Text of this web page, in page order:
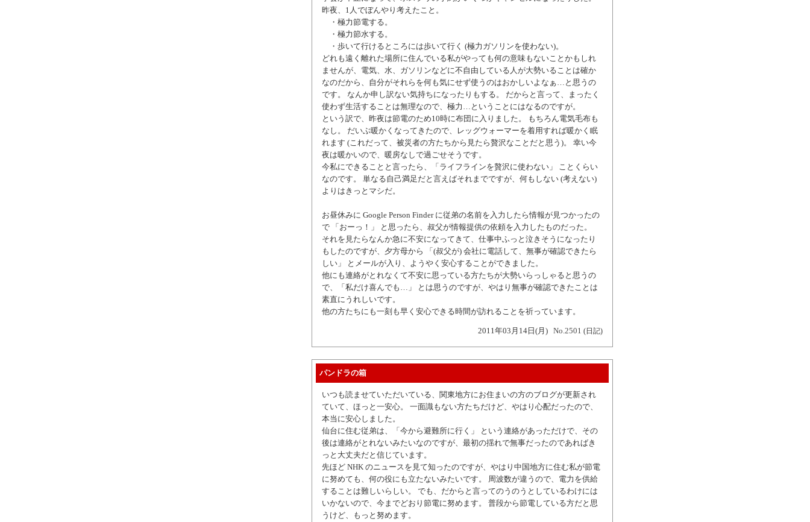
昨夜、1人でぼんやり考えたこと。
・極力節電する。
・極力節水する。
・歩いて行けるところには歩いて行く (極力ガソリンを使わない)。
どれも遠く離れた場所に住んでいる私がやっても何の意味もないことかもしれ
ませんが、電気、水、ガソリンなどに不自由している人が大勢いることは確か
なのだから、自分がそれらを何も気にせず使うのはおかしいよなぁ…と思うの
です。 なんか申し訳ない気持ちになったりもする。 だからと言って、まったく
使わず生活することは無理なので、極力…ということにはなるのですが。
という訳で、昨夜は節電のため10時に布団に入りました。 もちろん電気毛布も
なし。 だいぶ暖かくなってきたので、レッグウォーマーを着用すれば暖かく眠
れます (これだって、被災者の方たちから見たら贅沢なことだと思う)。 幸い今
夜は暖かいので、暖房なしで過ごせそうです。
今私にできることと言ったら、「ライフラインを贅沢に使わない」 ことくらい
なのです。 単なる自己満足だと言えばそれまでですが、何もしない (考えない)
よりはきっとマシだ。
お昼休みに Google Person Finder に従弟の名前を入力したら情報が見つかったの
で 「おーっ！」 と思ったら、叔父が情報提供の依頼を入力したものだった。
それを見たらなんか急に不安になってきて、仕事中ふっと泣きそうになったり
もしたのですが、夕方母から 「(叔父が) 会社に電話して、無事が確認できたら
しい」 とメールが入り、ようやく安心することができました。
他にも連絡がとれなくて不安に思っている方たちが大勢いらっしゃると思うの
で、「私だけ喜んでも…」 とは思うのですが、やはり無事が確認できたことは
素直にうれしいです。
他の方たちにも一刻も早く安心できる時間が訪れることを祈っています。
2011年03月14日(月) No.2501 (日記)
パンドラの箱
いつも読ませていただいている、関東地方にお住まいの方のブログが更新され
ていて、ほっと一安心。 一面識もない方たちだけど、やはり心配だったので、
本当に安心しました。
仙台に住む従弟は、「今から避難所に行く」 という連絡があっただけで、その
後は連絡がとれないみたいなのですが、最初の揺れで無事だったのであればき
っと大丈夫だと信じています。
先ほど NHK のニュースを見て知ったのですが、やはり中国地方に住む私が節電
に努めても、何の役にも立たないみたいです。 周波数が違うので、電力を供給
することは難しいらしい。 でも、だからと言ってのうのうとしているわけには
いかないので、今までどおり節電に努めます。 普段から節電している方だと思
うけど、もっと努めます。